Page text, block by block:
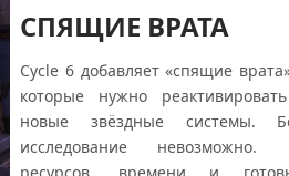
СПЯЩИЕ ВРАТА
Cycle 6 добавляет «спящие
которые нужно
новые звёздные системы.
исследование невозможно.